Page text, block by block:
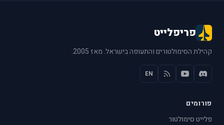
פריפלייט
קהילת הסימולטורים והתעופה בישראל. מאז 2005.
EN
פורומים
פלייט סימולטור